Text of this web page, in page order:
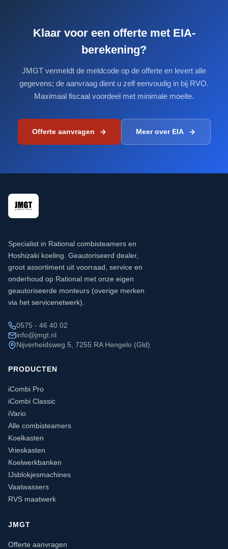
Klaar voor een offerte met EIA-
berekening?
JMGT vermeldt de meldcode op de offerte en levert alle
gegevens; de aanvraag dient u zelf eenvoudig in bij RVO.
Maximaal fiscaal voordeel met minimale moeite.
Offerte aanvragen Meer over EIA
Specialist in Rational combisteamers en
Hoshizaki koeling. Geautoriseerd dealer,
groot assortiment uit voorraad, service en
onderhoud op Rational met onze eigen
geautoriseerde monteurs (overige merken
via het servicenetwerk).
0575 - 46 40 02
info@jmgt.nl
Nijverheidsweg 5, 7255 RA Hengelo (Gld)
PRODUCTEN
iCombi Pro
iCombi Classic
iVario
Alle combisteamers
Koelkasten
Vrieskasten
Koelwerkbanken
IJsblokjesmachines
Vaatwassers
RVS maatwerk
JMGT
Offerte aanvragen